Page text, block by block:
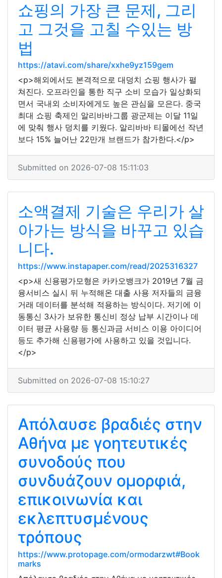
쇼핑의 가장 큰 문제, 그리
고 그것을 고칠 수있는 방
법
https://atavi.com/share/xxhe9yz159gem
<p>해외에서도 본격적으로 대덩치 쇼핑 행사가 펼
쳐진다. 오프라인을 통한 직구 소비 모습가 일상화되
면서 국내외 소비자에게도 높은 관심을 모은다. 중국
최대 쇼핑 축제인 알리바바그룹 광군제는 이달 11일
에 맞춰 행사 덩치를 키웠다. 알리바바 티몰에선 작년
보다 15% 늘어난 22만개 브랜드가 참가한다.</p>
Submitted on 2026-07-08 15:11:03
소액결제 기술은 우리가 살
아가는 방식을 바꾸고 있습
니다.
https://www.instapaper.com/read/2025316327
<p>새 신용평가모형은 카카오뱅크가 2019년 7월 금
융서비스 실시 뒤 누적해온 대출 사용 저자들의 금융
거래 데이터를 분석해 적용하는 방식이다. 저기에 이
동통신 3사가 보유한 통신비 정상 납부 시간이나 데
이터 평균 사용량 등 통신과금 서비스 이용 아이디어
등도 추가해 신용평가에 사용하고 있을 것입니다.
</p>
Submitted on 2026-07-08 15:10:27
Απόλαυσε βραδιές στην
Αθήνα με γοητευτικές
συνοδούς που
συνδυάζουν ομορφιά,
επικοινωνία και
εκλεπτυσμένους
τρόπους
https://www.protopage.com/ormodarzwt#Book
marks